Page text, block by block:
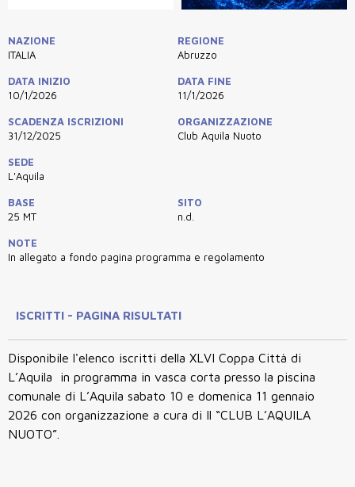
NAZIONE
ITALIA
REGIONE
Abruzzo
DATA INIZIO
10/1/2026
DATA FINE
11/1/2026
SCADENZA ISCRIZIONI
31/12/2025
ORGANIZZAZIONE
Club Aquila Nuoto
SEDE
L'Aquila
BASE
25 MT
SITO
n.d.
NOTE
In allegato a fondo pagina programma e regolamento
ISCRITTI - PAGINA RISULTATI
Disponibile l'elenco iscritti della XLVI Coppa Città di
L’Aquila in programma in vasca corta presso la piscina
comunale di L’Aquila sabato 10 e domenica 11 gennaio
2026 con organizzazione a cura di Il “CLUB L’AQUILA
NUOTO”.